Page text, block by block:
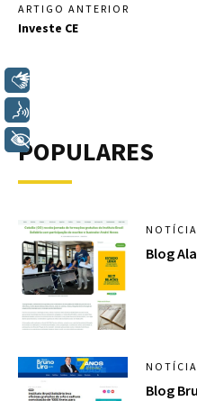
ARTIGO ANTERIOR
Investe CE
POPULARES
Blog
Blog